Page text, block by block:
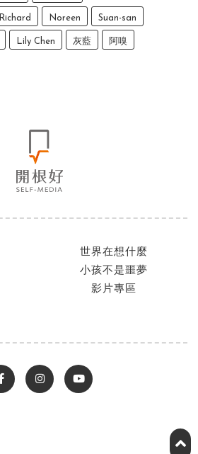
Richard Noreen Suan-san
Lily Chen 灰藍 阿嗅
世界在想什麼
小孩不是噩夢
影片專區